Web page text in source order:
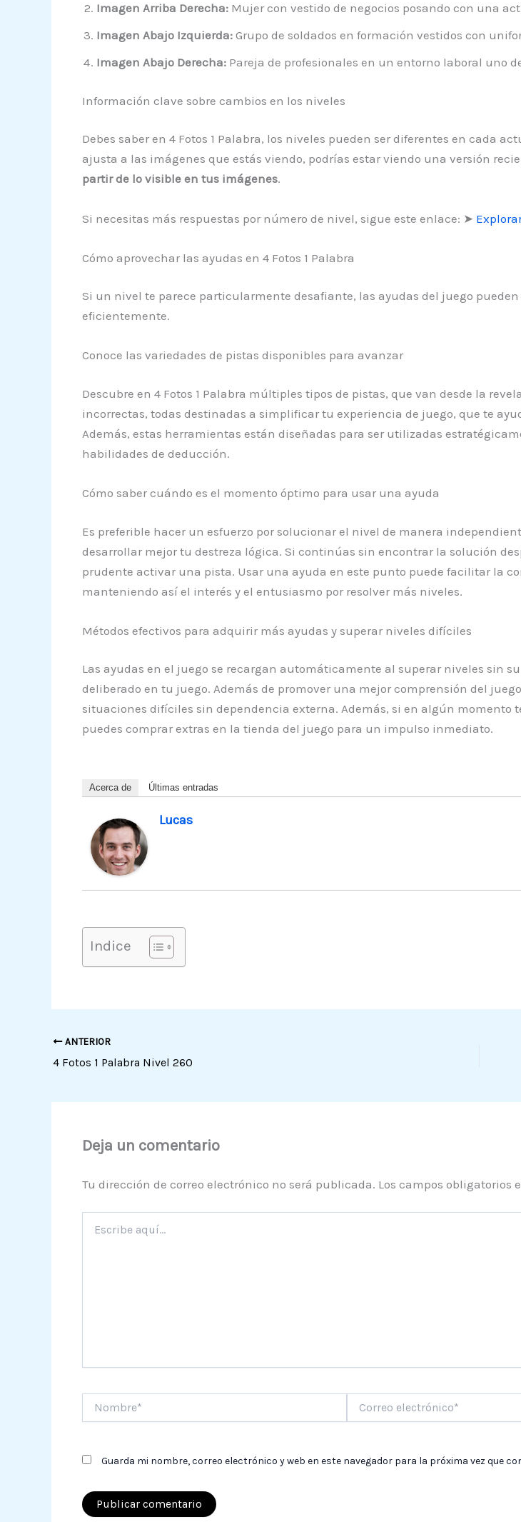
Imagen Arriba Derecha:Mujer con vestido de negocios posando con una
Imagen Abajo Izquierda:Grupo de soldados en formación vestidos con
Imagen Abajo Derecha:Pareja de profesionales en un entorno laboral uno
Información clave sobre cambios en los niveles
Debes saber en 4 Fotos 1 Palabra, los niveles pueden ser diferentes en cada
ajusta a las imágenes que estás viendo, podrías estar viendo una versión
partir de lo visible en tus imágenes.
Si necesitas más respuestas por número de nivel, sigue este enlace: ➤
Cómo aprovechar las ayudas en 4 Fotos 1 Palabra
Si un nivel te parece particularmente desafiante, las ayudas del juego
eficientemente.
Conoce las variedades de pistas disponibles para avanzar
Descubre en 4 Fotos 1 Palabra múltiples tipos de pistas, que van desde la
incorrectas, todas destinadas a simplificar tu experiencia de juego, que te
Además, estas herramientas están diseñadas para ser utilizadas
habilidades de deducción.
Cómo saber cuándo es el momento óptimo para usar una ayuda
Es preferible hacer un esfuerzo por solucionar el nivel de manera
desarrollar mejor tu destreza lógica. Si continúas sin encontrar la solución
prudente activar una pista. Usar una ayuda en este punto puede facilitar la
manteniendo así el interés y el entusiasmo por resolver más niveles.
Métodos efectivos para adquirir más ayudas y superar niveles difíciles
Las ayudas en el juego se recargan automáticamente al superar niveles sin
deliberado en tu juego. Además de promover una mejor comprensión del
situaciones difíciles sin dependencia externa. Además, si en algún momento
puedes comprar extras en la tienda del juego para un impulso inmediato.
Acerca de Últimas entradas
Lucas
Indice
ANTERIOR
4 Fotos 1 Palabra Nivel 260
Deja un comentario
Tu dirección de correo electrónico no será publicada. Los campos obligatorios
aquí...
electrónico*
Guarda mi nombre, correo electrónico y web en este navegador para la próxima vez que